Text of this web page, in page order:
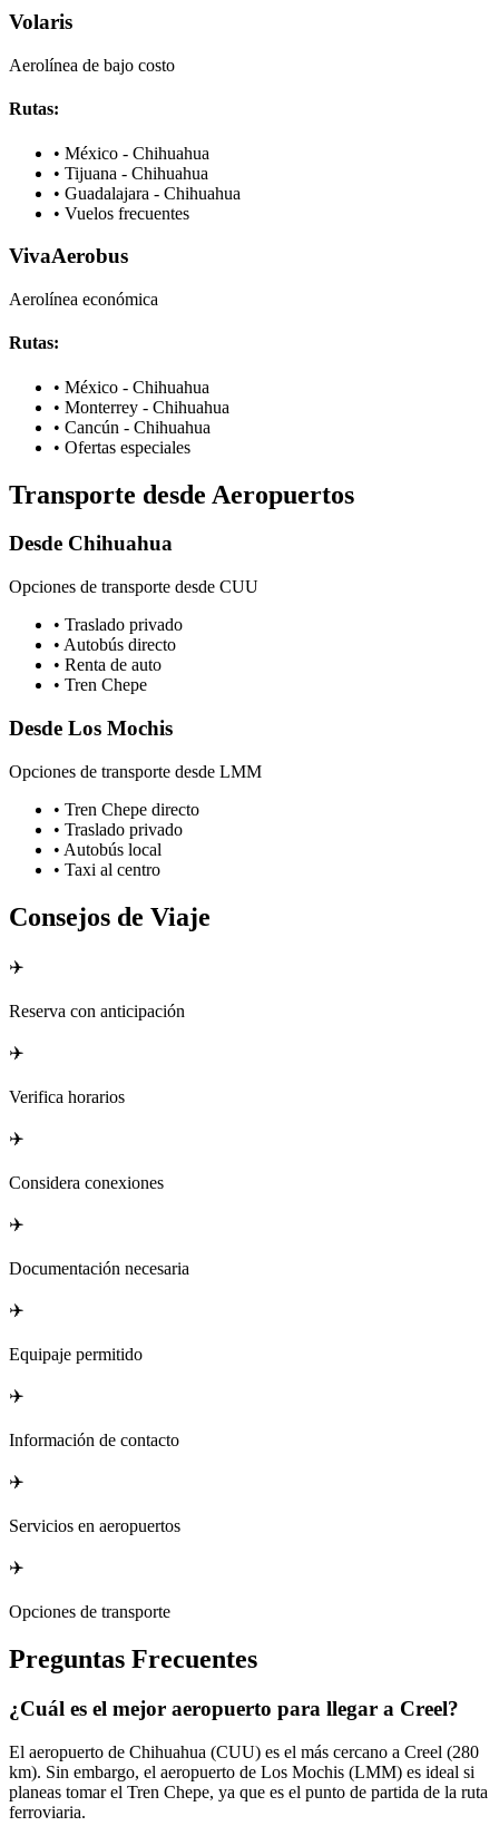
Volaris
Aerolínea de bajo costo
Rutas:
• México - Chihuahua
• Tijuana - Chihuahua
• Guadalajara - Chihuahua
• Vuelos frecuentes
VivaAerobus
Aerolínea económica
Rutas:
• México - Chihuahua
• Monterrey - Chihuahua
• Cancún - Chihuahua
• Ofertas especiales
Transporte desde Aeropuertos
Desde Chihuahua
Opciones de transporte desde CUU
• Traslado privado
• Autobús directo
• Renta de auto
• Tren Chepe
Desde Los Mochis
Opciones de transporte desde LMM
• Tren Chepe directo
• Traslado privado
• Autobús local
• Taxi al centro
Consejos de Viaje
✈️
Reserva con anticipación
✈️
Verifica horarios
✈️
Considera conexiones
✈️
Documentación necesaria
✈️
Equipaje permitido
✈️
Información de contacto
✈️
Servicios en aeropuertos
✈️
Opciones de transporte
Preguntas Frecuentes
¿Cuál es el mejor aeropuerto para llegar a Creel?
El aeropuerto de Chihuahua (CUU) es el más cercano a Creel (280
km). Sin embargo, el aeropuerto de Los Mochis (LMM) es ideal si
planeas tomar el Tren Chepe, ya que es el punto de partida de la ruta
ferroviaria.